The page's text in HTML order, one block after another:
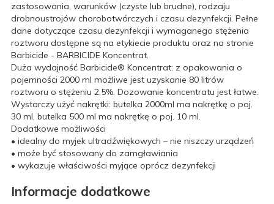
zastosowania, warunków (czyste lub brudne), rodzaju
drobnoustrojów chorobotwórczych i czasu dezynfekcji. Pełne
dane dotyczące czasu dezynfekcji i wymaganego stężenia
roztworu dostępne są na etykiecie produktu oraz na stronie
Barbicide - BARBICIDE Koncentrat.
Duża wydajność Barbicide® Koncentrat: z opakowania o
pojemności 2000 ml możliwe jest uzyskanie 80 litrów
roztworu o stężeniu 2,5%. Dozowanie koncentratu jest łatwe.
Wystarczy użyć nakrętki: butelka 2000ml ma nakrętkę o poj.
30 ml, butelka 500 ml ma nakrętkę o poj. 10 ml.
Dodatkowe możliwości
• idealny do myjek ultradźwiękowych – nie niszczy urządzeń
• może być stosowany do zamgławiania
• wykazuje właściwości myjące oprócz dezynfekcji
Informacje dodatkowe